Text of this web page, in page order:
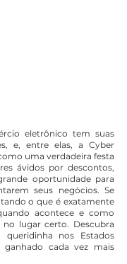
eletrônico tem suas
e, entre elas, a Cyber
uma verdadeira festa
ávidos por descontos,
oportunidade para
seus negócios. Se
o que é exatamente
acontece e como
lugar certo. Descubra
nos Estados
cada vez mais